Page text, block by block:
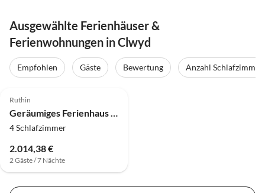
Ausgewählte Ferienhäuser &
Ferienwohnungen in Clwyd
Empfohlen Gäste Bewertung Anzahl Schlafzimmer
Ruthin
Geräumiges Ferienhaus in der Nähe von Denbigh
4 Schlafzimmer
2.014,38 €
2 Gäste / 7 Nächte